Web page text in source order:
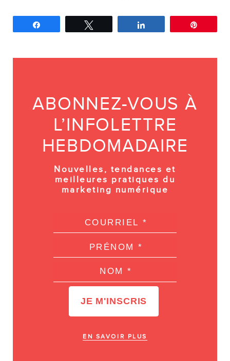
ABONNEZ-VOUS À
L’INFOLETTRE
HEBDOMADAIRE
Nouvelles, tendances et
meilleures pratiques du
marketing numérique
EN SAVOIR PLUS